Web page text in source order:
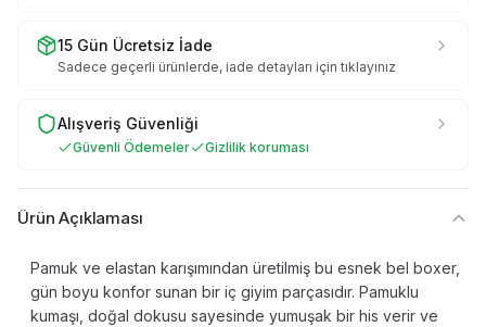
15 Gün Ücretsiz İade
Sadece geçerli ürünlerde, iade detayları için tıklayınız
Alışveriş Güvenliği
Güvenli Ödemeler Gizlilik koruması
Ürün Açıklaması
Pamuk ve elastan karışımından üretilmiş bu esnek bel boxer,
gün boyu konfor sunan bir iç giyim parçasıdır. Pamuklu
kumaşı, doğal dokusu sayesinde yumuşak bir his verir ve